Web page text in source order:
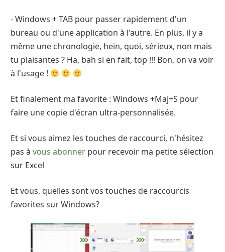
- Windows + TAB pour passer rapidement d'un
bureau ou d'une application à l'autre. En plus, il y a
même une chronologie, hein, quoi, sérieux, non mais
tu plaisantes ? Ha, bah si en fait, top !!! Bon, on va voir
à l'usage !
Et finalement ma favorite : Windows +Maj+S pour
faire une copie d'écran ultra-personnalisée.
Et si vous aimez les touches de raccourci, n'hésitez
pas à vous abonner pour recevoir ma petite sélection
sur Excel
Et vous, quelles sont vos touches de raccourcis
favorites sur Windows?